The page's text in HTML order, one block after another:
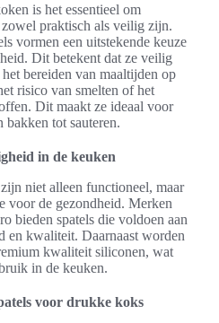
is het essentieel om
praktisch als veilig zijn.
vormen een uitstekende keuze
Dit betekent dat ze veilig
bereiden van maaltijden op
risico van smelten of het
Dit maakt ze ideaal voor
tot sauteren.
in de keuken
zijn niet alleen functioneel, maar
voor de gezondheid. Merken
bieden spatels die voldoen aan
en kwaliteit. Daarnaast worden
kwaliteit siliconen, wat
in de keuken.
voor drukke koks